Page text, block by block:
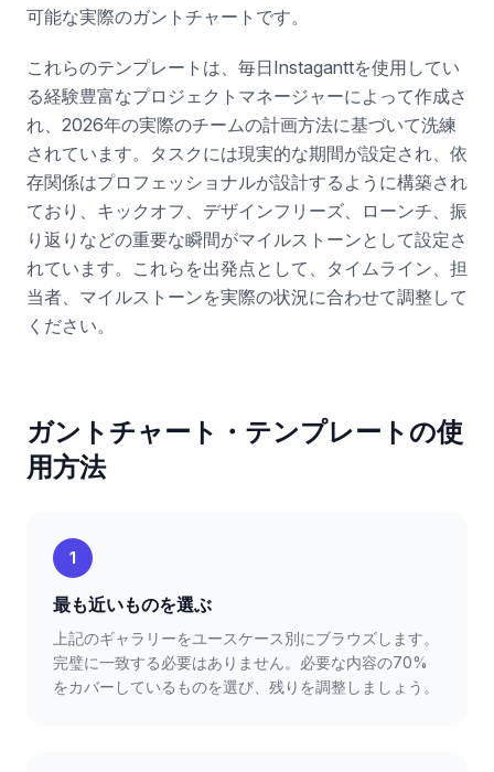
可能な実際のガントチャートです。
これらのテンプレートは、毎日Instaganttを使用してい
る経験豊富なプロジェクトマネージャーによって作成さ
れ、2026年の実際のチームの計画方法に基づいて洗練
されています。タスクには現実的な期間が設定され、依
存関係はプロフェッショナルが設計するように構築され
ており、キックオフ、デザインフリーズ、ローンチ、振
り返りなどの重要な瞬間がマイルストーンとして設定さ
れています。これらを出発点として、タイムライン、担
当者、マイルストーンを実際の状況に合わせて調整して
ください。
ガントチャート・テンプレートの使
用方法
1
最も近いものを選ぶ
上記のギャラリーをユースケース別にブラウズします。
完璧に一致する必要はありません。必要な内容の70%
をカバーしているものを選び、残りを調整しましょう。